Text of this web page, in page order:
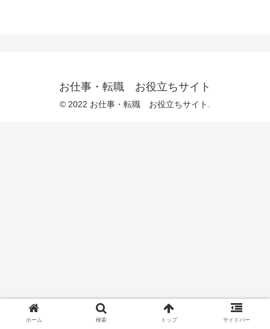
お仕事・転職 お役立ちサイト
© 2022 お仕事・転職 お役立ちサイト.
ホーム 検索 トップ サイドバー